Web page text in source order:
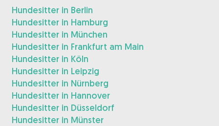
Hundesitter in Berlin
Hundesitter in Hamburg
Hundesitter in München
Hundesitter in Frankfurt am Main
Hundesitter in Köln
Hundesitter in Leipzig
Hundesitter in Nürnberg
Hundesitter in Hannover
Hundesitter in Düsseldorf
Hundesitter in Münster